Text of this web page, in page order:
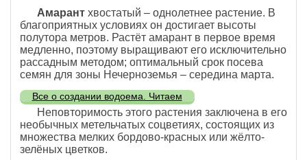
Амарантхвостатый – однолетнее растение. В
благоприятных условиях он достигает высоты
полутора метров. Растёт амарант в первое время
медленно, поэтому выращивают его исключительно
рассадным методом; оптимальный срок посева
семян для зоны Нечерноземья – середина марта.
Все о создании водоема. Читаем
Неповторимость этого растения заключена в его
необычных метельчатых соцветиях, состоящих из
множества мелких бордово-красных или жёлто-
зелёных цветков.